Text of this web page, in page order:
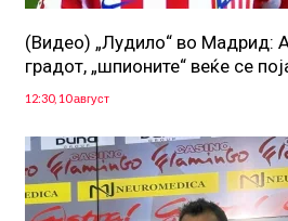
(Видео) „Лудило“ во Мадрид:
градот, „шпионите“ веќе се
12:30, 10 август